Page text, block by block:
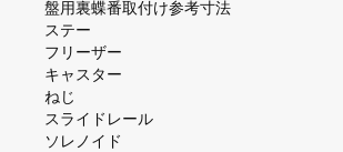
盤⽤裏蝶番取付け参考⼨法
ステー
フリーザー
キャスター
ねじ
スライドレール
ソレノイド